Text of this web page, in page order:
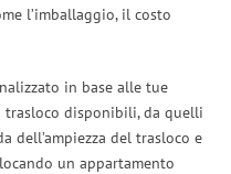
l’imballaggio, il costo
in base alle tue
trasloco disponibili, da quelli
dell’ampiezza del trasloco e
un appartamento